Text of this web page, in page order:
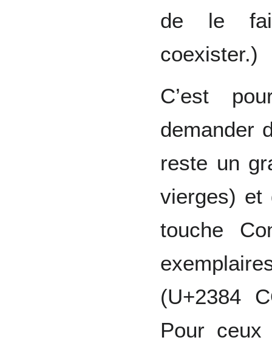
de le
coexister.)
C’est
demander
reste un
vierges) et
touche
(U+2384
Pour